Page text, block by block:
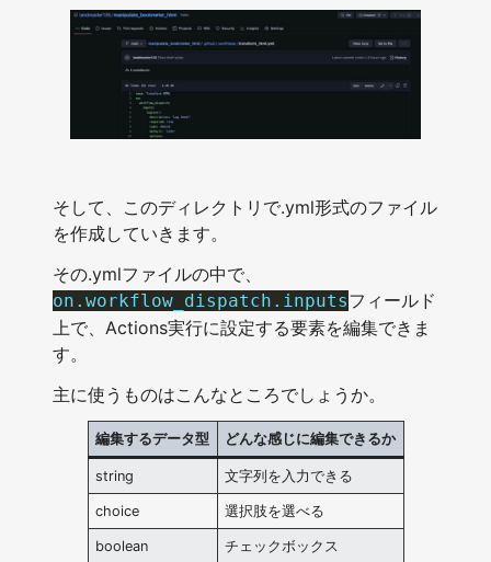
そして、このディレクトリで.yml形式のファイル
を作成していきます。
その.ymlファイルの中で、
on.workflow_dispatch.inputsフィールド
上で、Actions実行に設定する要素を編集できま
す。
主に使うものはこんなところでしょうか。
編集するデータ型 どんな感じに編集できるか
string 文字列を入力できる
choice 選択肢を選べる
boolean チェックボックス